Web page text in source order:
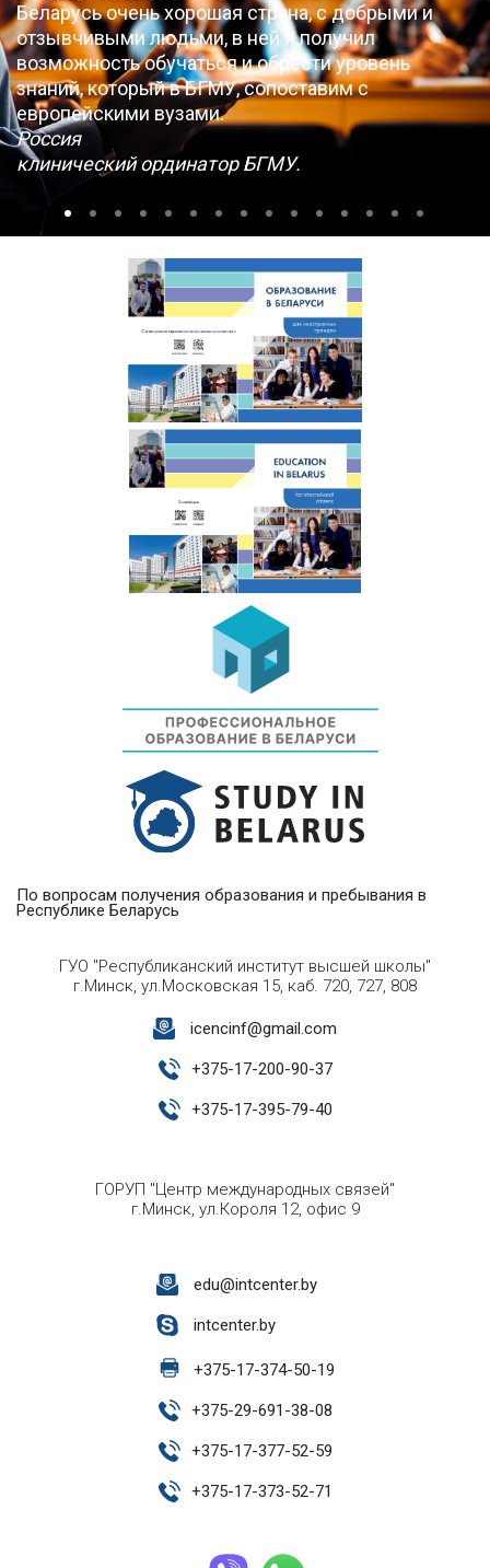
Беларусь очень хорошая страна, с добрыми и
отзывчивыми людьми, в ней я получил
возможность обучаться и обрести уровень
знаний, который в БГМУ, сопоставим с
европейскими вузами.
Россия
клинический ординатор БГМУ.
По вопросам получения образования и пребывания в
Республике Беларусь
ГУО "Республиканский институт высшей школы"
г.Минск, ул.Московская 15, каб. 720, 727, 808
icencinf@gmail.com
+375-17-200-90-37
+375-17-395-79-40
ГОРУП "Центр международных связей"
г.Минск, ул.Короля 12, офис 9
edu@intcenter.by
intcenter.by
+375-17-374-50-19
+375-29-691-38-08
+375-17-377-52-59
+375-17-373-52-71